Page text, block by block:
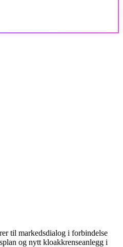
til markedsdialog i forbindelse
og nytt kloakkrenseanlegg i